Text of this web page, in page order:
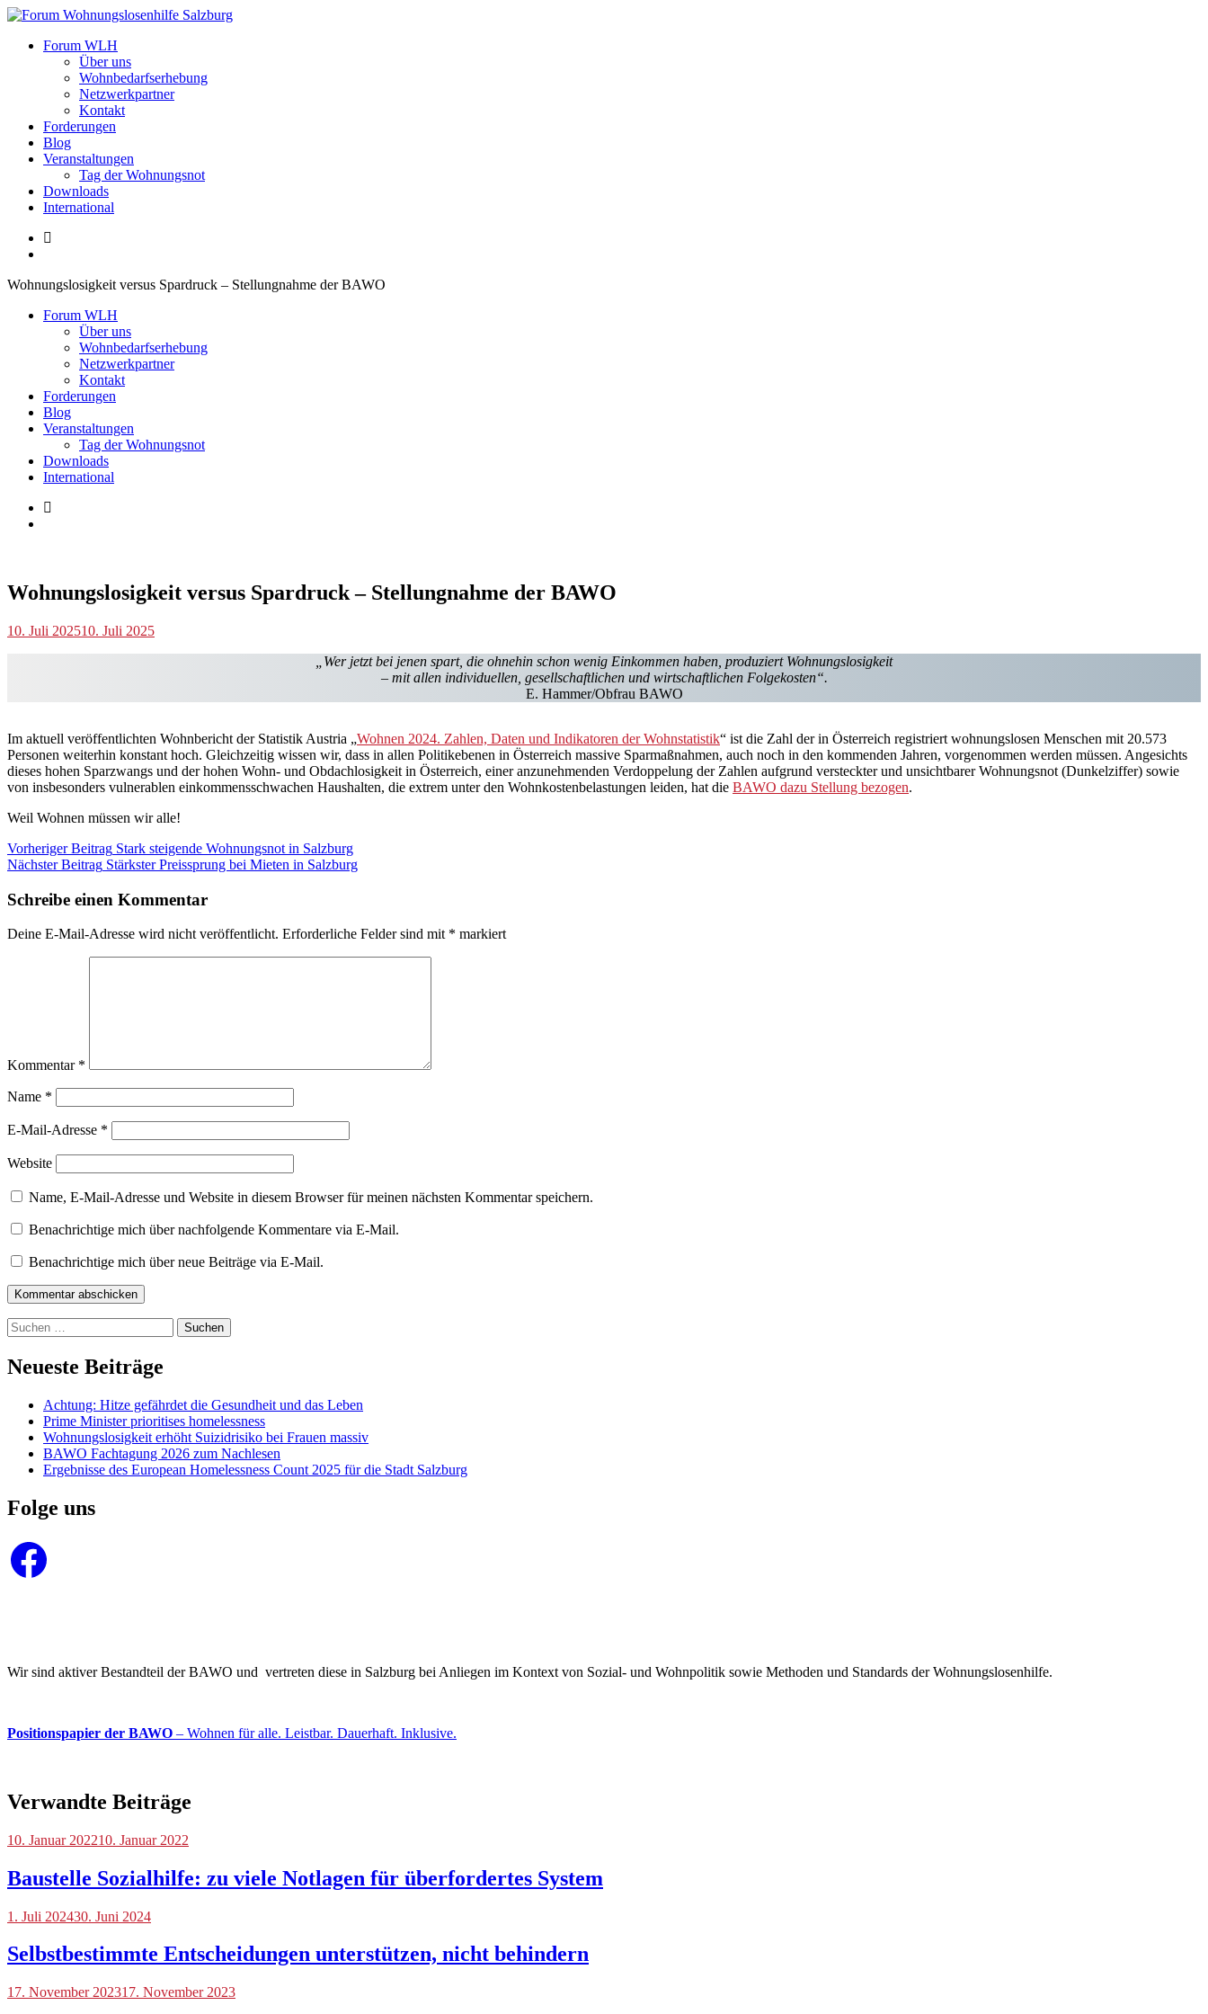
Zum
springen
Forum Wohnungslosenhilfe Salzburg
Forum WLH
Über uns
Wohnbedarfserhebung
Netzwerkpartner
Kontakt
Forderungen
Blog
Veranstaltungen
Tag der Wohnungsnot
Downloads
International
Wohnungslosigkeit versus Spardruck – Stellungnahme der BAWO
Forum WLH
Über uns
Wohnbedarfserhebung
Netzwerkpartner
Kontakt
Forderungen
Blog
Veranstaltungen
Tag der Wohnungsnot
Downloads
International
Wohnungslosigkeit versus Spardruck – Stellungnahme der BAWO
p.geschwendtner
10. Juli 202510. Juli 2025
„Wer jetzt bei jenen spart, die ohnehin schon wenig Einkommen haben, produziert Wohnungslosigkeit
– mit allen individuellen, gesellschaftlichen und wirtschaftlichen Folgekosten“.
E. Hammer/Obfrau BAWO
Im aktuell veröffentlichten Wohnbericht der Statistik Austria „Wohnen 2024. Zahlen, Daten und Indikatoren der Wohnstatistik“ ist die Zahl der in Österreich registriert wohnungslosen Menschen mit 20.573
Personen weiterhin konstant hoch. Gleichzeitig wissen wir, dass in allen Politikebenen in Österreich massive Sparmaßnahmen, auch noch in den kommenden Jahren, vorgenommen werden müssen. Angesichts
dieses hohen Sparzwangs und der hohen Wohn- und Obdachlosigkeit in Österreich, einer anzunehmenden Verdoppelung der Zahlen aufgrund versteckter und unsichtbarer Wohnungsnot (Dunkelziffer) sowie
von insbesonders vulnerablen einkommensschwachen Haushalten, die extrem unter den Wohnkostenbelastungen leiden, hat die BAWO dazu Stellung bezogen.
Weil Wohnen müssen wir alle!
Kategorie:
Blog
Beitragsnavigation
Vorheriger Beitrag Stark steigende Wohnungsnot in Salzburg
Nächster Beitrag Stärkster Preissprung bei Mieten in Salzburg
Schreibe einen Kommentar
Deine E-Mail-Adresse wird nicht veröffentlicht. Erforderliche Felder sind mit * markiert
Kommentar *
Name *
E-Mail-Adresse *
Website
Name, E-Mail-Adresse und Website in diesem Browser für meinen nächsten Kommentar speichern.
Benachrichtige mich über nachfolgende Kommentare via E-Mail.
Benachrichtige mich über neue Beiträge via E-Mail.
Kommentar abschicken
Suchen
nach:
Neueste Beiträge
Achtung: Hitze gefährdet die Gesundheit und das Leben
Prime Minister prioritises homelessness
Wohnungslosigkeit erhöht Suizidrisiko bei Frauen massiv
BAWO Fachtagung 2026 zum Nachlesen
Ergebnisse des European Homelessness Count 2025 für die Stadt Salzburg
Folge uns
Facebook
Wir sind aktiver Bestandteil der BAWO und vertreten diese in Salzburg bei Anliegen im Kontext von Sozial- und Wohnpolitik sowie Methoden und Standards der Wohnungslosenhilfe.
Positionspapier der BAWO – Wohnen für alle. Leistbar. Dauerhaft. Inklusive.
Verwandte Beiträge
Blog
10. Januar 202210. Januar 2022
Baustelle Sozialhilfe: zu viele Notlagen für überfordertes System
Blog
1. Juli 202430. Juni 2024
Selbstbestimmte Entscheidungen unterstützen, nicht behindern
Blog
17. November 202317. November 2023